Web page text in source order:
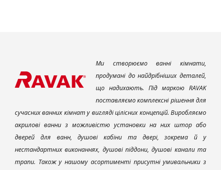
Ми створюємо ванні кімнати,
продумані до найдрібніших деталей,
що надихають. Під маркою RAVAK
поставляємо комплексні рішення для
сучасних ванних кімнат у вигляді цілісних концепцій. Виробляємо
акрилові ванни з можливістю установки на них штор або
дверей для ванн, душові кабіни та двері, зокрема й у
нестандартних виконаннях, душові піддони, душові канали та
трапи. Також у нашому асортименті присутні умивальники з